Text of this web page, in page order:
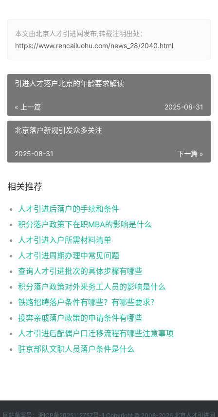
本文由北京人才引进网发布,转载注明出处：
https://www.rencailuohu.com/news_28/2040.html
引进人才落户北京的年龄要求解读
« 上一篇 2025-08-31
北京落户新规引发众多关注
下一篇 »
2025-08-31
相关推荐
人才引进后落户的手续和条件
积分落户政策下在职MBA的影响是什么
人才引进入户所需材料清单
人才引进周期办理中常见问题
查询人才引进批次的具体步骤有哪些
积分落户政策对外来务工人员的影响是什么
铁路招聘落户条件有哪些？有哪些要求？
投奔亲戚落户政策的申请条件有哪些
人才引进后配偶户口迁移流程有哪些注意事项
驻京部队文职人员落户条件是什么
网站备案号： 湘ICP备2025112757号-1 Copyright © 2008-2026 北京人才引进网